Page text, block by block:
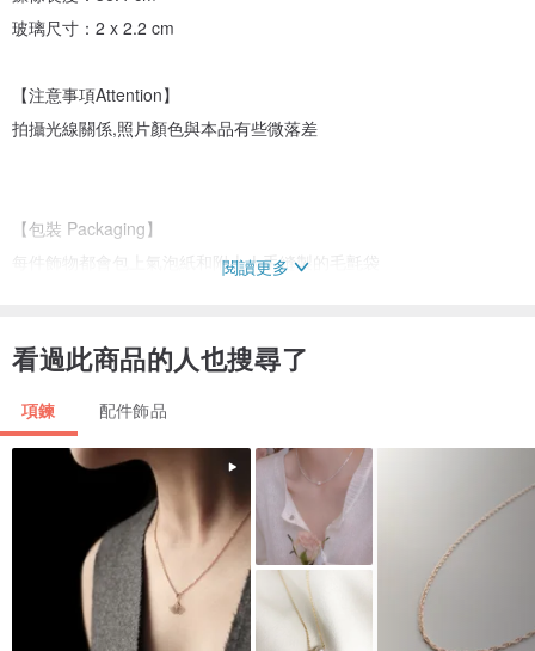
玻璃尺寸：2 x 2.2 cm
【注意事項Attention】
拍攝光線關係,照片顏色與本品有些微落差
【包裝 Packaging】
每件飾物都會包上氣泡紙和附上人手縫製的毛氈袋
香港
香港
閱讀更多
看過此商品的人也搜尋了
項鍊 配件飾品